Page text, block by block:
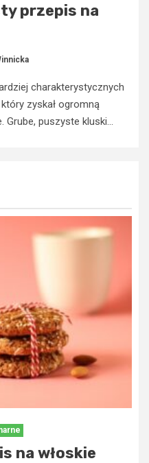
przepis na
charakterystycznych
zyskał ogromną
Grube, puszyste kluski...
na włoskie